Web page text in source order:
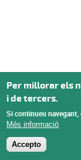
Per millorar els
i de tercers.
Si continueu navegant,
Més informació
Accepto